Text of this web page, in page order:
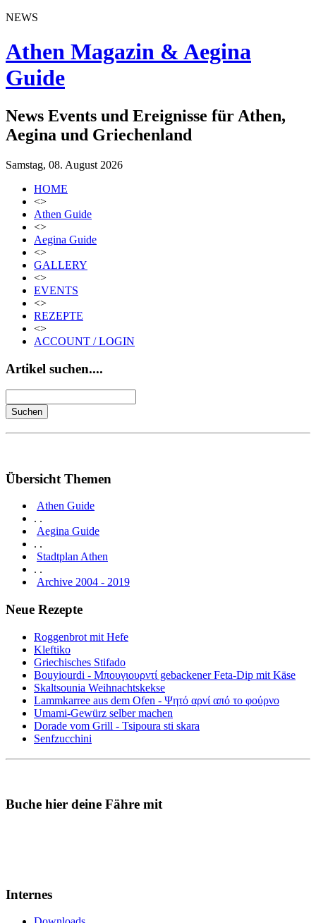
NEWS
Athen Magazin & Aegina
Guide
News Events und Ereignisse für Athen,
Aegina und Griechenland
Samstag, 08. August 2026
HOME
<>
Athen Guide
<>
Aegina Guide
<>
GALLERY
<>
EVENTS
<>
REZEPTE
<>
ACCOUNT / LOGIN
Artikel suchen....
Übersicht Themen
Athen Guide
. .
Aegina Guide
. .
Stadtplan Athen
. .
Archive 2004 - 2019
Neue Rezepte
Roggenbrot mit Hefe
Kleftiko
Griechisches Stifado
Bouyiourdi - Μπουγιουρντί gebackener Feta-Dip mit Käse
Skaltsounia Weihnachtskekse
Lammkarree aus dem Ofen - Ψητό αρνί από το φούρνο
Umami-Gewürz selber machen
Dorade vom Grill - Tsipoura sti skara
Senfzucchini
Buche hier deine Fähre mit
Internes